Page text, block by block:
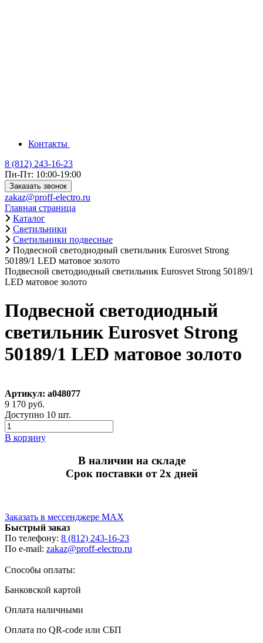
Контакты
8 (812) 243-16-23
Пн-Пт: 10:00-19:00
Заказать звонок
zakaz@proff-electro.ru
Главная страница
Каталог
Светильники
Светильники подвесные
Подвесной светодиодный светильник Eurosvet Strong
50189/1 LED матовое золото
Подвесной светодиодный светильник Eurosvet Strong 50189/1
LED матовое золото
Подвесной светодиодный
светильник Eurosvet Strong
50189/1 LED матовое золото
Артикул: a048077
9 170 руб.
Доступно 10 шт.
В корзину
В наличии на складе
Срок поставки от 2х дней
Заказать в мессенджере MAX
Быстрый заказ
По телефону: 8 (812) 243-16-23
По e-mail: zakaz@proff-electro.ru
Способы оплаты:
Банковской картой
Оплата наличными
Оплата по QR-code или СБП